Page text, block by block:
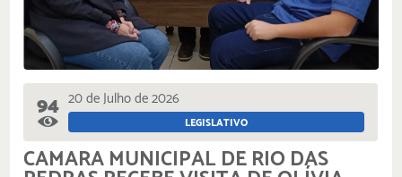
94 20 de Julho de 2026
LEGISLATIVO
CÂMARA MUNICIPAL DE RIO DAS